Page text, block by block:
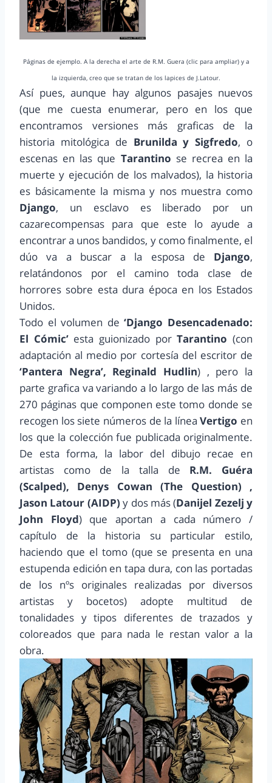
Páginas de ejemplo. A la derecha el arte de R.M. Guera (clic para ampliar) y a
la izquierda, creo que se tratan de los lapices de J.Latour.
Así pues, aunque hay algunos pasajes nuevos
(que me cuesta enumerar, pero en los que
encontramos versiones más graficas de la
historia mitológica de Brunilda y Sigfredo, o
escenas en las que Tarantino se recrea en la
muerte y ejecución de los malvados), la historia
es básicamente la misma y nos muestra como
Django, un esclavo es liberado por un
cazarecompensas para que este lo ayude a
encontrar a unos bandidos, y como finalmente, el
dúo va a buscar a la esposa de Django,
relatándonos por el camino toda clase de
horrores sobre esta dura época en los Estados
Unidos.
Todo el volumen de‘Django Desencadenado:
El Cómic’esta guionizado porTarantino (con
adaptación al medio por cortesía del escritor de
‘Pantera Negra’, Reginald Hudlin) , pero la
parte grafica va variando a lo largo de las más de
270 páginas que componen este tomo donde se
recogen los siete números de la líneaVertigo en
los que la colección fue publicada originalmente.
De esta forma, la labor del dibujo recae en
artistas como de la talla de R.M. Guéra
(Scalped), Denys Cowan (The Question) ,
Jason Latour (AIDP) y dos más (Danijel Zezelj y
John Floyd) que aportan a cada número /
capítulo de la historia su particular estilo,
haciendo que el tomo (que se presenta en una
estupenda edición en tapa dura, con las portadas
de los nºs originales realizadas por diversos
artistas y bocetos) adopte multitud de
tonalidades y tipos diferentes de trazados y
coloreados que para nada le restan valor a la
obra.